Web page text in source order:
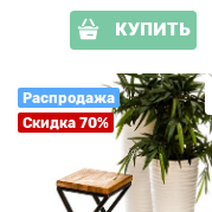
КУПИТЬ
Распродажа
Скидка 70%